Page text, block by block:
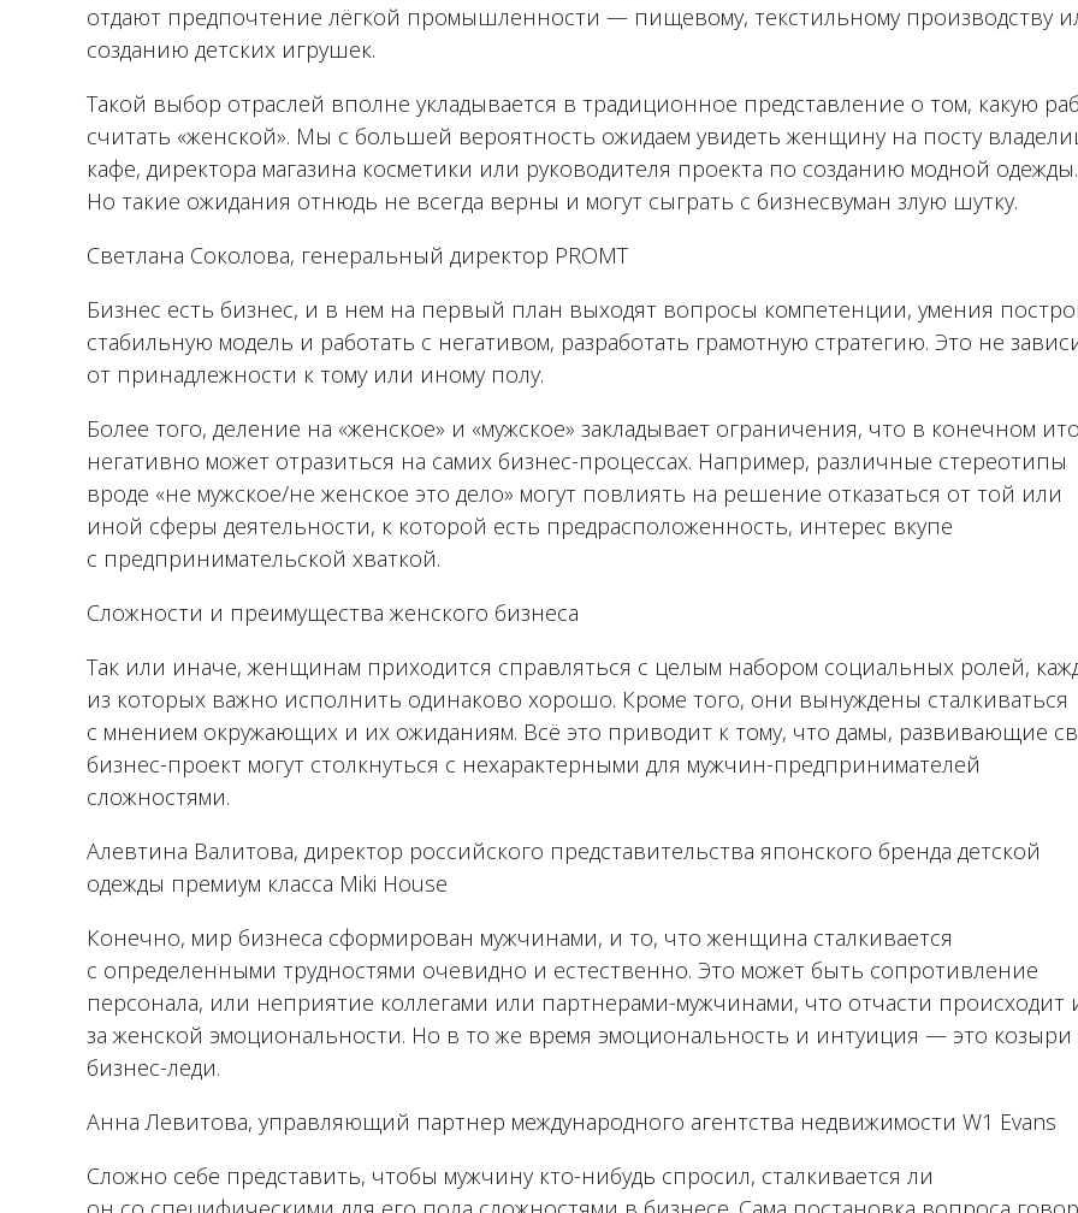
отдают предпочтение лёгкой промышленности — пищевому, текстильному производству
созданию детских игрушек.
Такой выбор отраслей вполне укладывается в традиционное представление о том, какую
считать «женской». Мы с большей вероятность ожидаем увидеть женщину на посту
кафе, директора магазина косметики или руководителя проекта по созданию модной одежды.
Но такие ожидания отнюдь не всегда верны и могут сыграть с бизнесвуман злую шутку.
Светлана Соколова, генеральный директор PROMT
Бизнес есть бизнес, и в нем на первый план выходят вопросы компетенции, умения
стабильную модель и работать с негативом, разработать грамотную стратегию. Это не
от принадлежности к тому или иному полу.
Более того, деление на «женское» и «мужское» закладывает ограничения, что в конечном
негативно может отразиться на самих бизнес-процессах. Например, различные стереотипы
вроде «не мужское/не женское это дело» могут повлиять на решение отказаться от той или
иной сферы деятельности, к которой есть предрасположенность, интерес вкупе
с предпринимательской хваткой.
Сложности и преимущества женского бизнеса
Так или иначе, женщинам приходится справляться с целым набором социальных ролей,
из которых важно исполнить одинаково хорошо. Кроме того, они вынуждены сталкиваться
с мнением окружающих и их ожиданиям. Всё это приводит к тому, что дамы, развивающие
бизнес-проект могут столкнуться с нехарактерными для мужчин-предпринимателей
сложностями.
Алевтина Валитова, директор российского представительства японского бренда детской
одежды премиум класса Miki House
Конечно, мир бизнеса сформирован мужчинами, и то, что женщина сталкивается
с определенными трудностями очевидно и естественно. Это может быть сопротивление
персонала, или неприятие коллегами или партнерами-мужчинами, что отчасти происходит
за женской эмоциональности. Но в то же время эмоциональность и интуиция — это козыри
бизнес-леди.
Анна Левитова, управляющий партнер международного агентства недвижимости W1 Evans
Сложно себе представить, чтобы мужчину кто-нибудь спросил, сталкивается ли